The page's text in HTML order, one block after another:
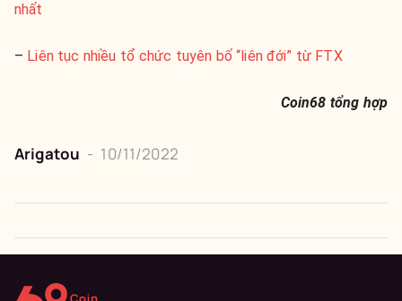
nhất
– Liên tục nhiều tổ chức tuyên bố “liên đới” từ FTX
Coin68 tổng hợp
Arigatou - 10/11/2022